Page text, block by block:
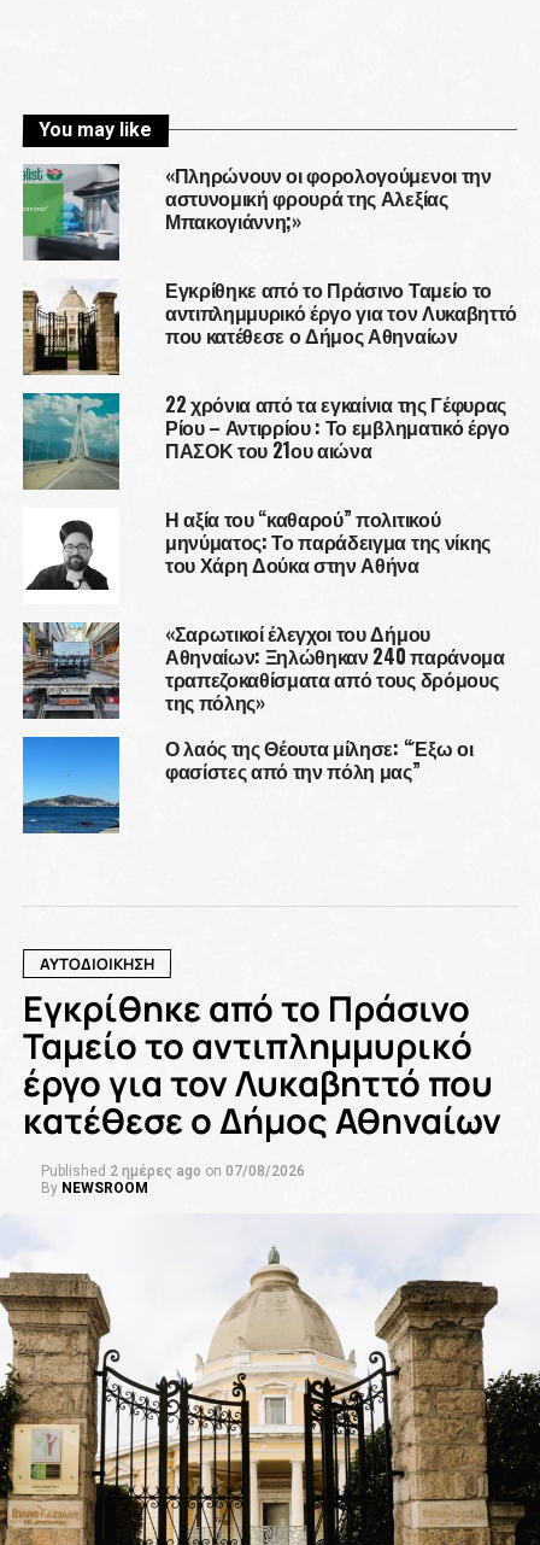
You may like
«Πληρώνουν οι φορολογούμενοι την
αστυνομική φρουρά της Αλεξίας
Μπακογιάννη;»
Εγκρίθηκε από το Πράσινο Ταμείο το
αντιπλημμυρικό έργο για τον Λυκαβηττό
που κατέθεσε ο Δήμος Αθηναίων
22 χρόνια από τα εγκαίνια της Γέφυρας
Ρίου – Αντιρρίου : Το εμβληματικό έργο
ΠΑΣΟΚ του 21ου αιώνα
Η αξία του “καθαρού” πολιτικού
μηνύματος: Το παράδειγμα της νίκης
του Χάρη Δούκα στην Αθήνα
«Σαρωτικοί έλεγχοι του Δήμου
Αθηναίων: Ξηλώθηκαν 240 παράνομα
τραπεζοκαθίσματα από τους δρόμους
της πόλης»
Ο λαός της Θέουτα μίλησε: “Έξω οι
φασίστες από την πόλη μας”
ΑΥΤΟΔΙΟΙΚΗΣΗ
Εγκρίθηκε από το Πράσινο
Ταμείο το αντιπλημμυρικό
έργο για τον Λυκαβηττό που
κατέθεσε ο Δήμος Αθηναίων
Published 2 ημέρες ago on 07/08/2026
By NEWSROOM